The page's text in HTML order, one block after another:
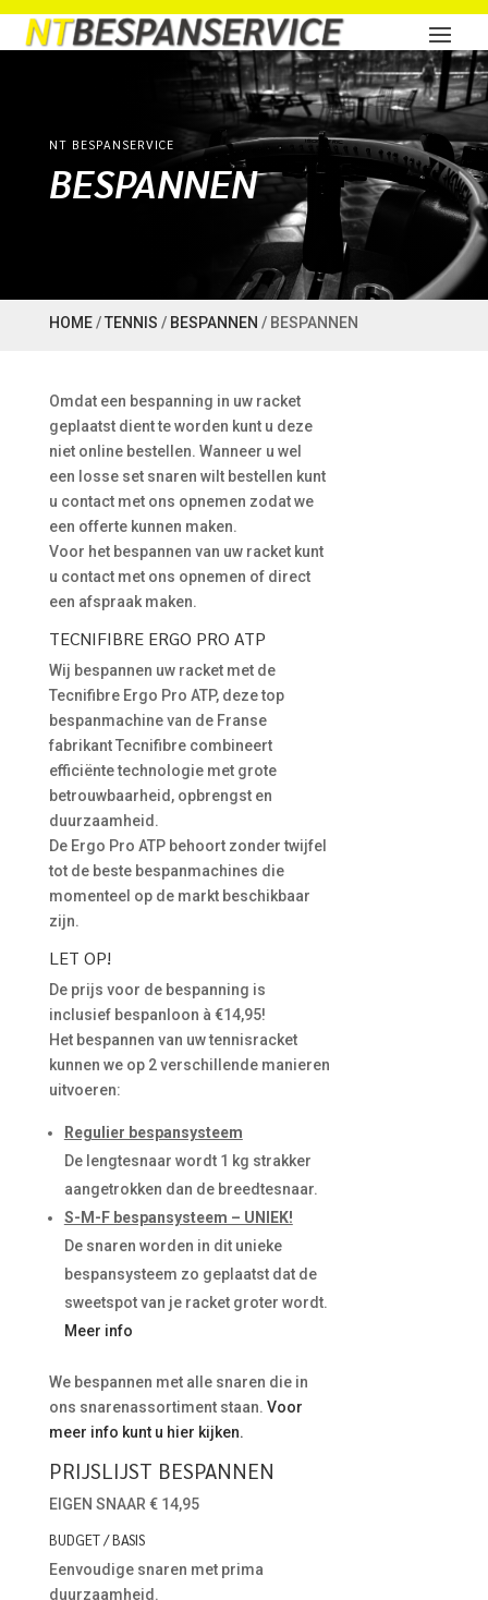
NT BESPANSERVICE
BESPANNEN
HOME/TENNIS / BESPANNEN / BESPANNEN
Omdat een bespanning in uw racket
geplaatst dient te worden kunt u deze
niet online bestellen. Wanneer u wel
een losse set snaren wilt bestellen kunt
u contact met ons opnemen zodat we
een offerte kunnen maken.
Voor het bespannen van uw racket kunt
u contact met ons opnemen of direct
een afspraak maken.
TECNIFIBRE ERGO PRO ATP
Wij bespannen uw racket met de
Tecnifibre Ergo Pro ATP, deze top
bespanmachine van de Franse
fabrikant Tecnifibre combineert
efficiënte technologie met grote
betrouwbaarheid, opbrengst en
duurzaamheid.
De Ergo Pro ATP behoort zonder twijfel
tot de beste bespanmachines die
momenteel op de markt beschikbaar
zijn.
LET OP!
De prijs voor de bespanning is
inclusief bespanloon à €14,95!
Het bespannen van uw tennisracket
kunnen we op 2 verschillende manieren
uitvoeren:
Regulier bespansysteem
De lengtesnaar wordt 1 kg strakker
aangetrokken dan de breedtesnaar.
S-M-F bespansysteem – UNIEK!
De snaren worden in dit unieke
bespansysteem zo geplaatst dat de
sweetspot van je racket groter wordt.
Meer info
We bespannen met alle snaren die in
ons snarenassortiment staan. Voor
meer info kunt u hier kijken.
PRIJSLIJST BESPANNEN
EIGEN SNAAR € 14,95
BUDGET / BASIS
Eenvoudige snaren met prima
duurzaamheid.